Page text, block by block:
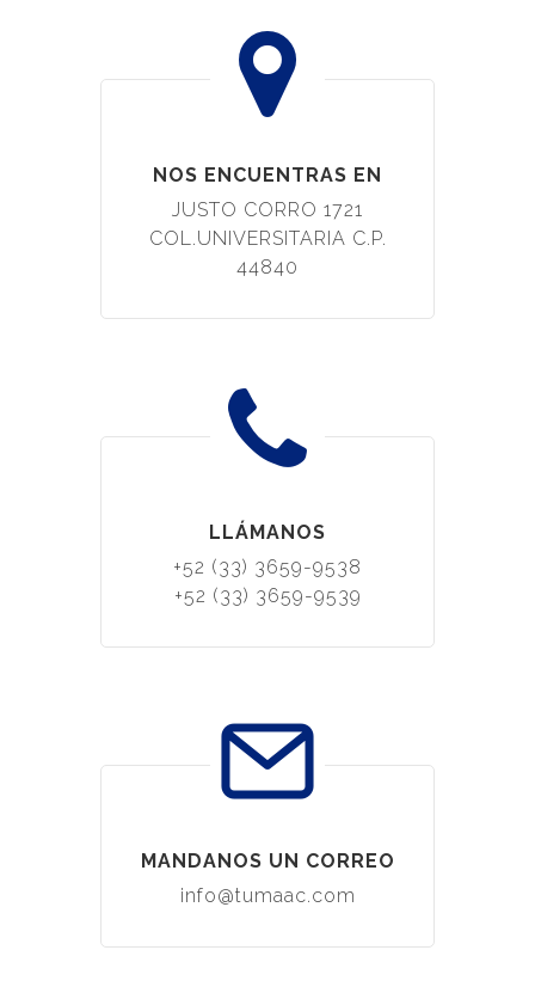
NOS ENCUENTRAS EN
JUSTO CORRO 1721
COL.UNIVERSITARIA C.P.
44840
LLÁMANOS
+52 (33) 3659-9538
+52 (33) 3659-9539
MANDANOS UN CORREO
info@tumaac.com